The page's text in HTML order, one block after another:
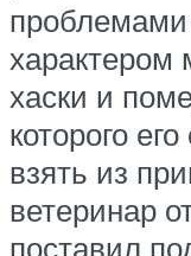
характером
хаски и
которого
взять из
ветеринар
поставил